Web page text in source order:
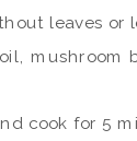
leaves or
mushroom
cook for 5